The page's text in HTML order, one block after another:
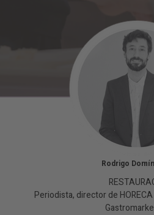
Rodrigo
Periodista, director de